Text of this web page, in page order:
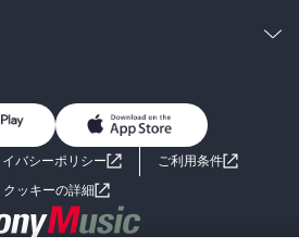
男子向けラノベ
小説
海外小説
お問い合わせ
イバシーポリシー
ご利用条件
クッキーの詳細